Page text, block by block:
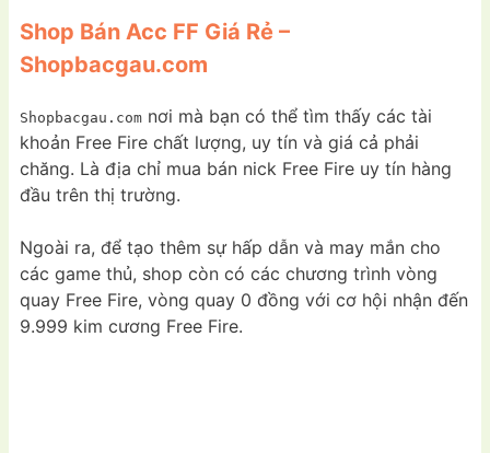
Shop Bán Acc FF Giá Rẻ –
Shopbacgau.com
Shopbacgau.com nơi mà bạn có thể tìm thấy các tài
khoản Free Fire chất lượng, uy tín và giá cả phải
chăng. Là địa chỉ mua bán nick Free Fire uy tín hàng
đầu trên thị trường.
Ngoài ra, để tạo thêm sự hấp dẫn và may mắn cho
các game thủ, shop còn có các chương trình vòng
quay Free Fire, vòng quay 0 đồng với cơ hội nhận đến
9.999 kim cương Free Fire.